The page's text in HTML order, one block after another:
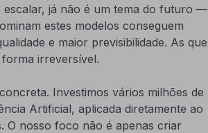
escalar, já não é um tema do futuro —
estes modelos conseguem
e maior previsibilidade. As que
irreversível.
Investimos vários milhões de
Artificial, aplicada diretamente ao
O nosso foco não é apenas criar